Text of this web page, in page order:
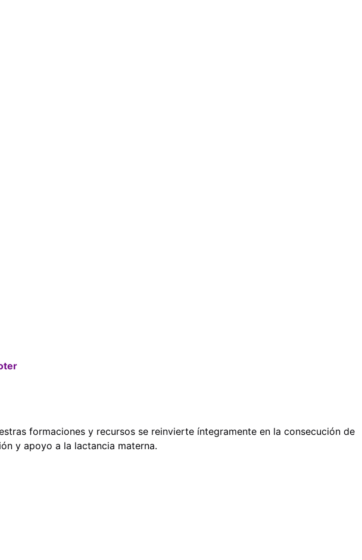
formaciones y recursos se reinvierte íntegramente en la consecución de
y apoyo a la lactancia materna.